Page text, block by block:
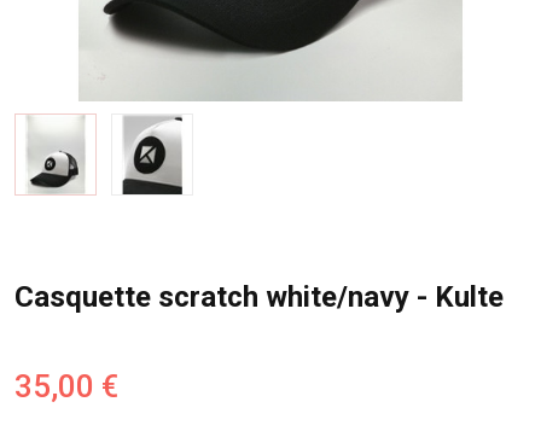
Casquette scratch white/navy - Kulte
35,00 €